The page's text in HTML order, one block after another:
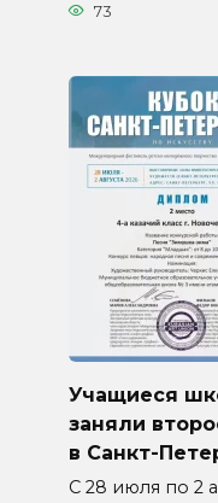
73
Учащиеся
заняли
в Санкт-
С 28 июля по 2